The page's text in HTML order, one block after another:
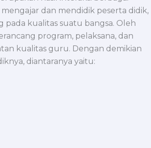
dan mendidik peserta didik,
kualitas suatu bangsa. Oleh
program, pelaksana, dan
kualitas guru. Dengan demikian
diantaranya yaitu: